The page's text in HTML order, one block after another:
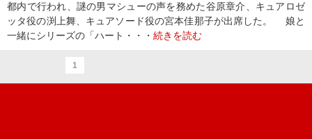
都内で行われ、謎の男マシューの声を務めた谷原章介、キュアロゼ
ッタ役の渕上舞、キュアソード役の宮本佳那子が出席した。 娘と
一緒にシリーズの「ハート・・・ 続きを読む
1